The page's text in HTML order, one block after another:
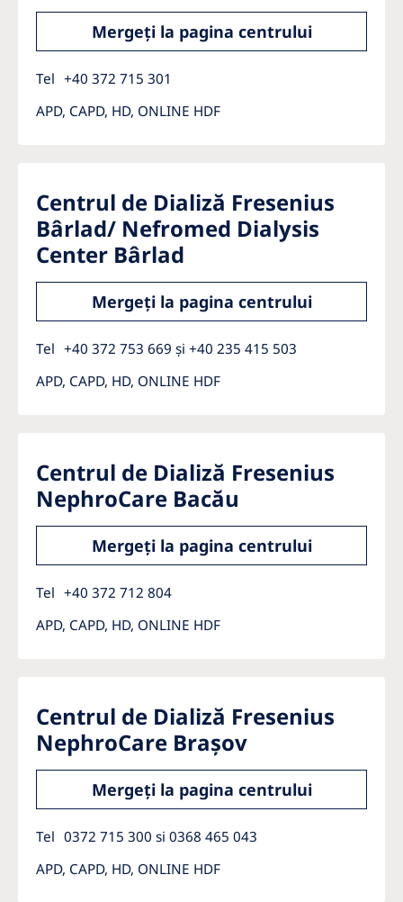
Mergeți la pagina centrului
Tel +40 372 715 301
APD, CAPD, HD, ONLINE HDF
Centrul de Dializă Fresenius
Bârlad/ Nefromed Dialysis
Center Bârlad
Mergeți la pagina centrului
Tel +40 372 753 669 și +40 235 415 503
APD, CAPD, HD, ONLINE HDF
Centrul de Dializă Fresenius
NephroCare Bacău
Mergeți la pagina centrului
Tel +40 372 712 804
APD, CAPD, HD, ONLINE HDF
Centrul de Dializă Fresenius
NephroCare Brașov
Mergeți la pagina centrului
Tel 0372 715 300 si 0368 465 043
APD, CAPD, HD, ONLINE HDF